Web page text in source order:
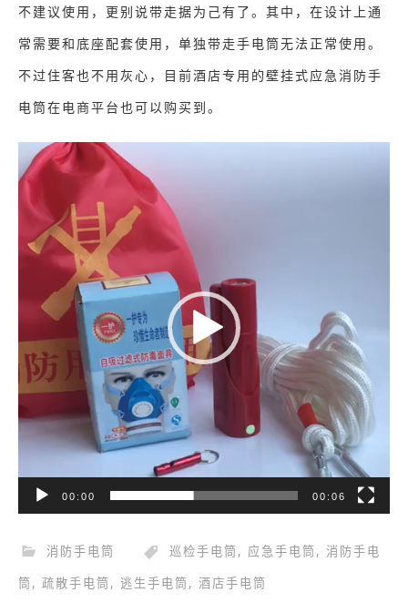
不建议使用，更别说带走据为己有了。其中，在设计上通
常需要和底座配套使用，单独带走手电筒无法正常使用。
不过住客也不用灰心，目前酒店专用的壁挂式应急消防手
电筒在电商平台也可以购买到。
视
频
放
00:00 00:06
消防手电筒 巡检手电筒, 应急手电筒, 消防手电
筒, 疏散手电筒, 逃生手电筒, 酒店手电筒